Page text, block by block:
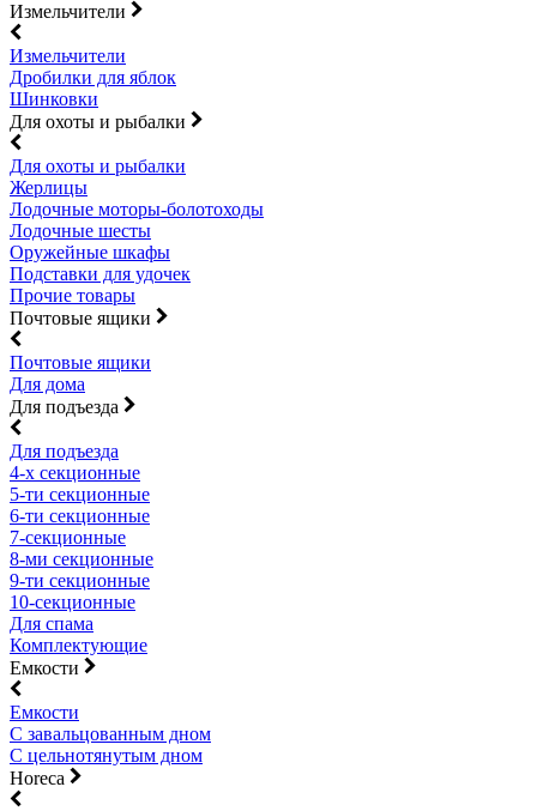
Измельчители
Измельчители
Дробилки для яблок
Шинковки
Для охоты и рыбалки
Для охоты и рыбалки
Жерлицы
Лодочные моторы-болотоходы
Лодочные шесты
Оружейные шкафы
Подставки для удочек
Прочие товары
Почтовые ящики
Почтовые ящики
Для дома
Для подъезда
Для подъезда
4-х секционные
5-ти секционные
6-ти секционные
7-секционные
8-ми секционные
9-ти секционные
10-секционные
Для спама
Комплектующие
Емкости
Емкости
С завальцованным дном
С цельнотянутым дном
Horeca